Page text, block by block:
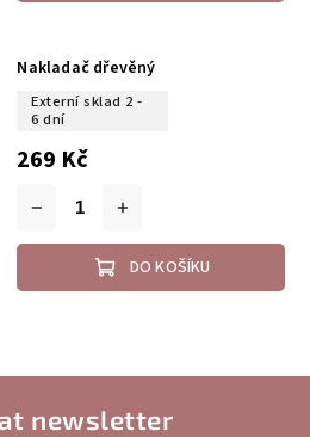
Nakladač dřevěný
Externí sklad 2 -
6 dní
269 Kč
DO KOŠÍKU
newsletter